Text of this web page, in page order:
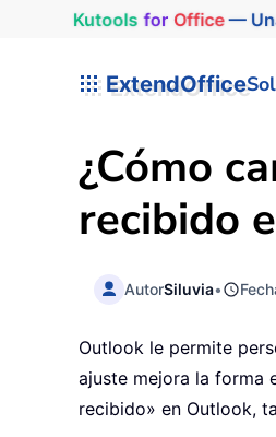
Kutools for Office—
ExtendOffice
¿Cómo
recibido
AutorSiluvia•
Outlook le permite
ajuste mejora la forma
recibido» en Outlook,